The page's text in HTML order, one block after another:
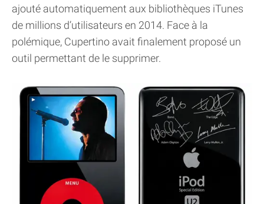
ajouté automatiquement aux bibliothèques iTunes
de millions d’utilisateurs en 2014. Face à la
polémique, Cupertino avait finalement proposé un
outil permettant de le supprimer.